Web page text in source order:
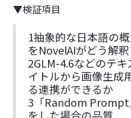
▼検証項目
1抽象的な日本語の
をNovelAIがどう解
2GLM-4.6などのテ
イトルから画像生成
る連携ができるか
3「Random Prompt
をした場合の品質